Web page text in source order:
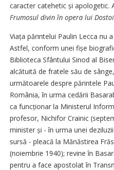
caracter catehetic și apologetic.
Frumosul divin în opera lui
Viața părintelui Paulin Lecca nu
Astfel, conform unei fișe
Biblioteca Sfântului Sinod al
alcătuită de fratele său de
următoarele despre părintele
România, în urma cedării
ca funcționar la Ministerul
profesor, Nichifor Crainic
minister și - în urma unei
sursă - pleacă la Mănăstirea
(noiembrie 1940); revine în
pentru a face apostolat în